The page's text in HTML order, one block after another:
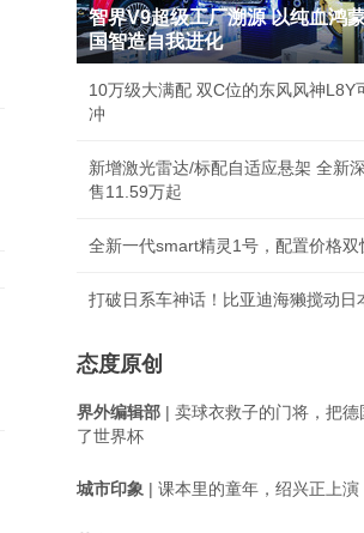
智界V9超级工厂溯源 以纯血鸿
国智造自我进化
10万级大满配 双C位的东风风神L8Y
冲
新增激光雷达/标配自适应悬架 全新
售11.59万起
全新一代smart精灵1号，配置价格双
打破日系车神话！比亚迪海獭搅动日
态度原创
界外编辑部 | 卖球衣救子的门将，把德
了世界杯
城市印象 | 课本里的童年，绍兴正上演